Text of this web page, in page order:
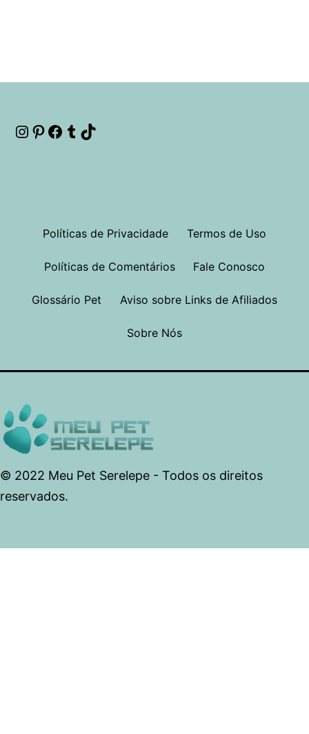
Instagram
Pinterest
Facebook
Tumblr
Políticas de Privacidade Termos de Uso
Políticas de Comentários Fale Conosco
Glossário Pet Aviso sobre Links de Afiliados
Sobre Nós
© 2022 Meu Pet Serelepe - Todos os direitos
reservados.